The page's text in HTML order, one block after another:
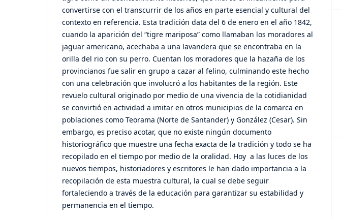
convertirse con el transcurrir de los años en parte esencial y cultural del
contexto en referencia. Esta tradición data del 6 de enero en el año 1842,
cuando la aparición del “tigre mariposa” como llamaban los moradores al
jaguar americano, acechaba a una lavandera que se encontraba en la
orilla del rio con su perro. Cuentan los moradores que la hazaña de los
provincianos fue salir en grupo a cazar al felino, culminando este hecho
con una celebración que involucró a los habitantes de la región. Este
revuelo cultural originado por medio de una vivencia de la cotidianidad
se convirtió en actividad a imitar en otros municipios de la comarca en
poblaciones como Teorama (Norte de Santander) y González (Cesar). Sin
embargo, es preciso acotar, que no existe ningún documento
historiográfico que muestre una fecha exacta de la tradición y todo se ha
recopilado en el tiempo por medio de la oralidad. Hoy a las luces de los
nuevos tiempos, historiadores y escritores le han dado importancia a la
recopilación de esta muestra cultural, la cual se debe seguir
fortaleciendo a través de la educación para garantizar su estabilidad y
permanencia en el tiempo.